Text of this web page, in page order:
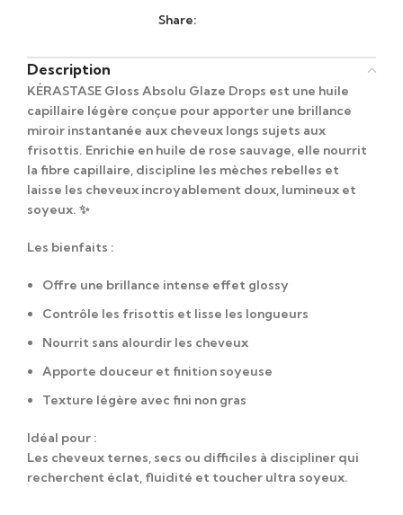
Share:
Description
KÉRASTASE Gloss Absolu Glaze Drops est une huile
capillaire légère conçue pour apporter une brillance
miroir instantanée aux cheveux longs sujets aux
frisottis. Enrichie en huile de rose sauvage, elle nourrit
la fibre capillaire, discipline les mèches rebelles et
laisse les cheveux incroyablement doux, lumineux et
soyeux. ✨
Les bienfaits :
Offre une brillance intense effet glossy
Contrôle les frisottis et lisse les longueurs
Nourrit sans alourdir les cheveux
Apporte douceur et finition soyeuse
Texture légère avec fini non gras
Idéal pour :
Les cheveux ternes, secs ou difficiles à discipliner qui
recherchent éclat, fluidité et toucher ultra soyeux.